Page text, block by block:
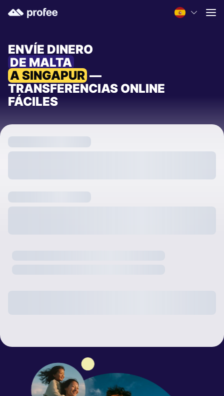
ENVÍE DINERO
DE MALTA
A SINGAPUR —
TRANSFERENCIAS ONLINE
FÁCILES